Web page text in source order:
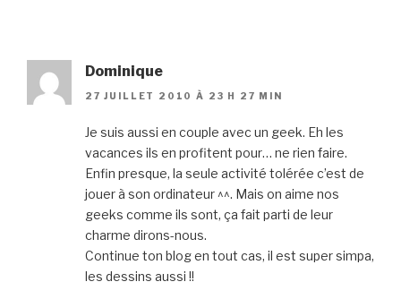
Dominique
27 JUILLET 2010 À 23 H 27 MIN
Je suis aussi en couple avec un geek. Eh les
vacances ils en profitent pour… ne rien faire.
Enfin presque, la seule activité tolérée c’est de
jouer à son ordinateur ^^. Mais on aime nos
geeks comme ils sont, ça fait parti de leur
charme dirons-nous.
Continue ton blog en tout cas, il est super simpa,
les dessins aussi !!